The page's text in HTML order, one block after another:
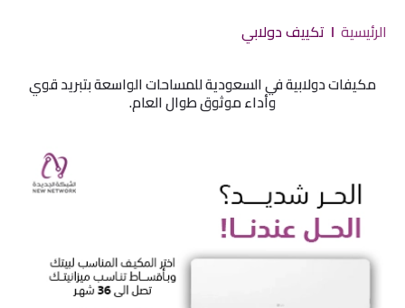
الرئيسية تكييف دولابي
مكيفات دولابية في السعودية للمساحات الواسعة بتبريد قوي
وأداء موثوق طوال العام.